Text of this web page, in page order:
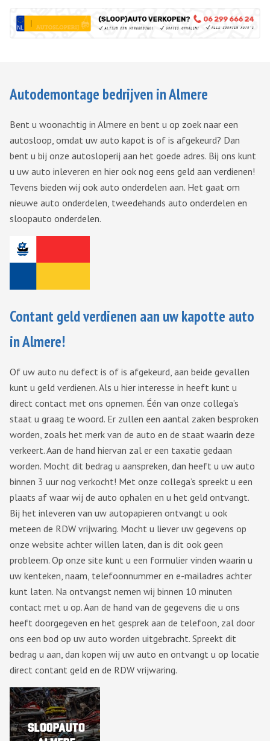
Autodemontage bedrijven in Almere
Bent u woonachtig in Almere en bent u op zoek naar een
autosloop, omdat uw auto kapot is of is afgekeurd? Dan
bent u bij onze autosloperij aan het goede adres. Bij ons kunt
u uw auto inleveren en hier ook nog eens geld aan verdienen!
Tevens bieden wij ook auto onderdelen aan. Het gaat om
nieuwe auto onderdelen, tweedehands auto onderdelen en
sloopauto onderdelen.
Contant geld verdienen aan uw kapotte auto
in Almere!
Of uw auto nu defect is of is afgekeurd, aan beide gevallen
kunt u geld verdienen. Als u hier interesse in heeft kunt u
direct contact met ons opnemen. Één van onze collega’s
staat u graag te woord. Er zullen een aantal zaken besproken
worden, zoals het merk van de auto en de staat waarin deze
verkeert. Aan de hand hiervan zal er een taxatie gedaan
worden. Mocht dit bedrag u aanspreken, dan heeft u uw auto
binnen 3 uur nog verkocht! Met onze collega’s spreekt u een
plaats af waar wij de auto ophalen en u het geld ontvangt.
Bij het inleveren van uw autopapieren ontvangt u ook
meteen de RDW vrijwaring. Mocht u liever uw gegevens op
onze website achter willen laten, dan is dit ook geen
probleem. Op onze site kunt u een formulier vinden waarin u
uw kenteken, naam, telefoonnummer en e-mailadres achter
kunt laten. Na ontvangst nemen wij binnen 10 minuten
contact met u op. Aan de hand van de gegevens die u ons
heeft doorgegeven en het gesprek aan de telefoon, zal door
ons een bod op uw auto worden uitgebracht. Spreekt dit
bedrag u aan, dan kopen wij uw auto en ontvangt u op locatie
direct contant geld en de RDW vrijwaring.